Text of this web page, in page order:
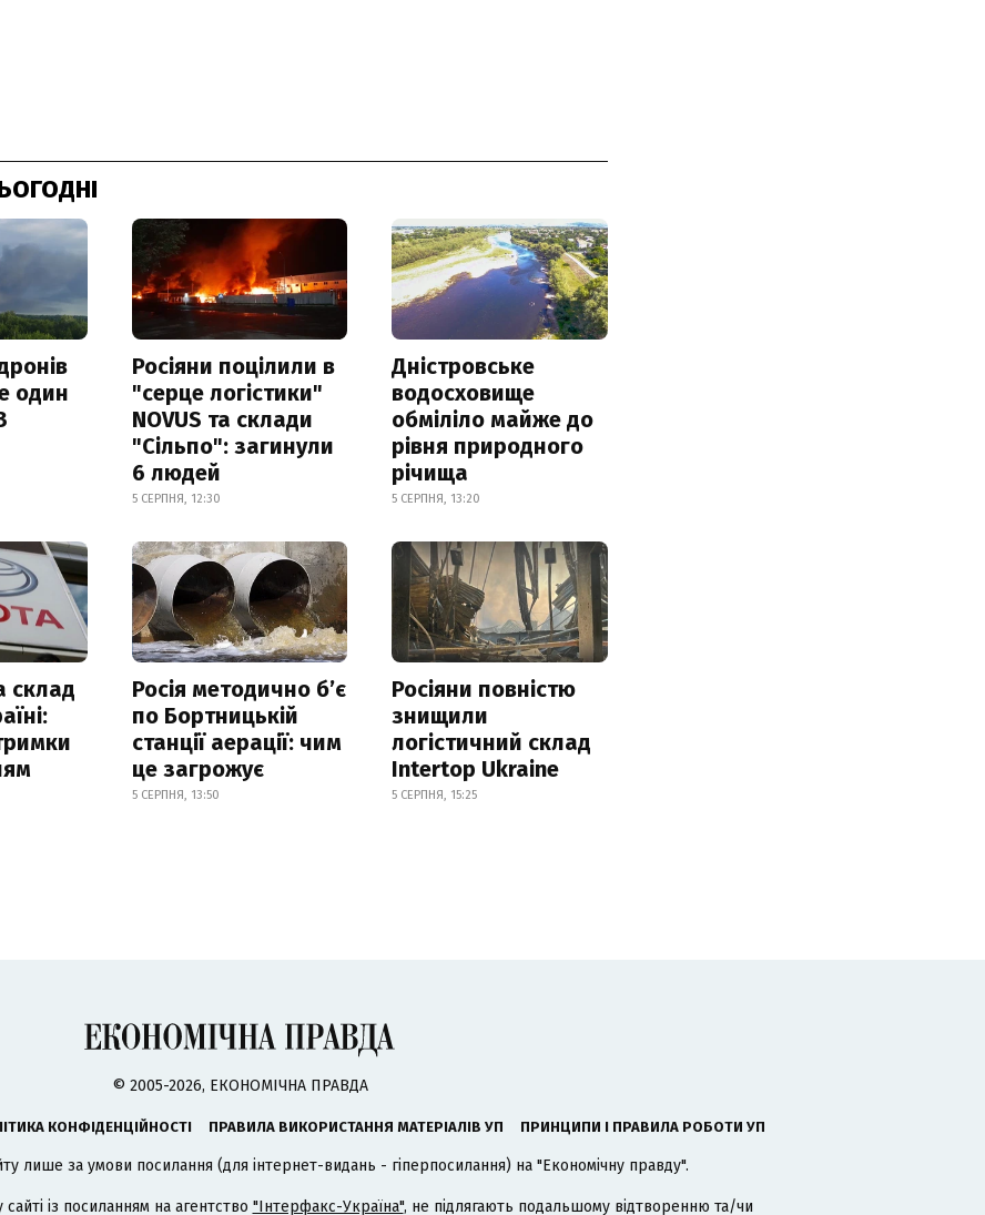
один
Росіяни поцілили в
"серце логістики"
NOVUS та склади
"Сільпо": загинули
6 людей
5 СЕРПНЯ, 12:30
Дністровське
водосховище
обміліло майже до
рівня природного
річища
5 СЕРПНЯ, 13:20
склад
Росія методично б’є
по Бортницькій
станції аерації: чим
це загрожує
5 СЕРПНЯ, 13:50
Росіяни повністю
знищили
логістичний склад
Intertop Ukraine
5 СЕРПНЯ, 15:25
© 2005-2026, ЕКОНОМІЧНА ПРАВДА
КОНФІДЕНЦІЙНОСТІ ПРАВИЛА ВИКОРИСТАННЯ МАТЕРІАЛІВ УП ПРИНЦИПИ І ПРАВИЛА РОБОТИ УП
лише за умови посилання (для інтернет-видань - гіперпосилання) на "Економічну правду".
із посиланням на агентство "Інтерфакс-Україна", не підлягають подальшому відтворенню та/чи